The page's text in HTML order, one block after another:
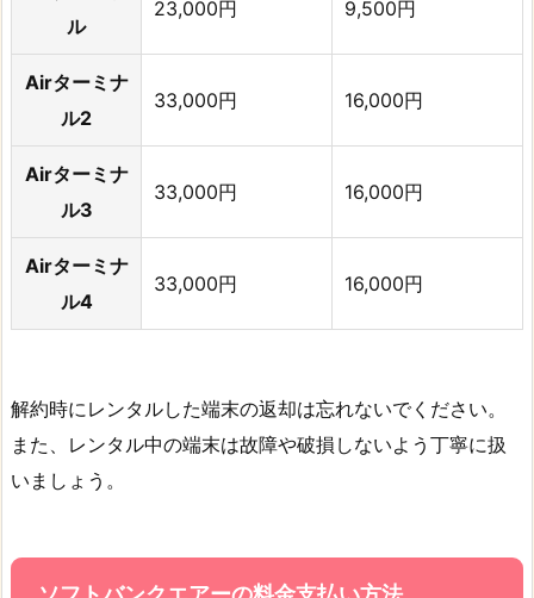
ル
23,000円 9,500円
Airターミナ
ル2
33,000円 16,000円
Airターミナ
ル3
33,000円 16,000円
Airターミナ
ル4
33,000円 16,000円
解約時にレンタルした端末の返却は忘れないでください。
また、レンタル中の端末は故障や破損しないよう丁寧に扱
いましょう。